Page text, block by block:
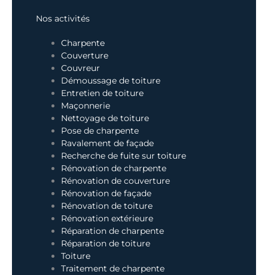
Nos activités
Charpente
Couverture
Couvreur
Démoussage de toiture
Entretien de toiture
Maçonnerie
Nettoyage de toiture
Pose de charpente
Ravalement de façade
Recherche de fuite sur toiture
Rénovation de charpente
Rénovation de couverture
Rénovation de façade
Rénovation de toiture
Rénovation extérieure
Réparation de charpente
Réparation de toiture
Toiture
Traitement de charpente